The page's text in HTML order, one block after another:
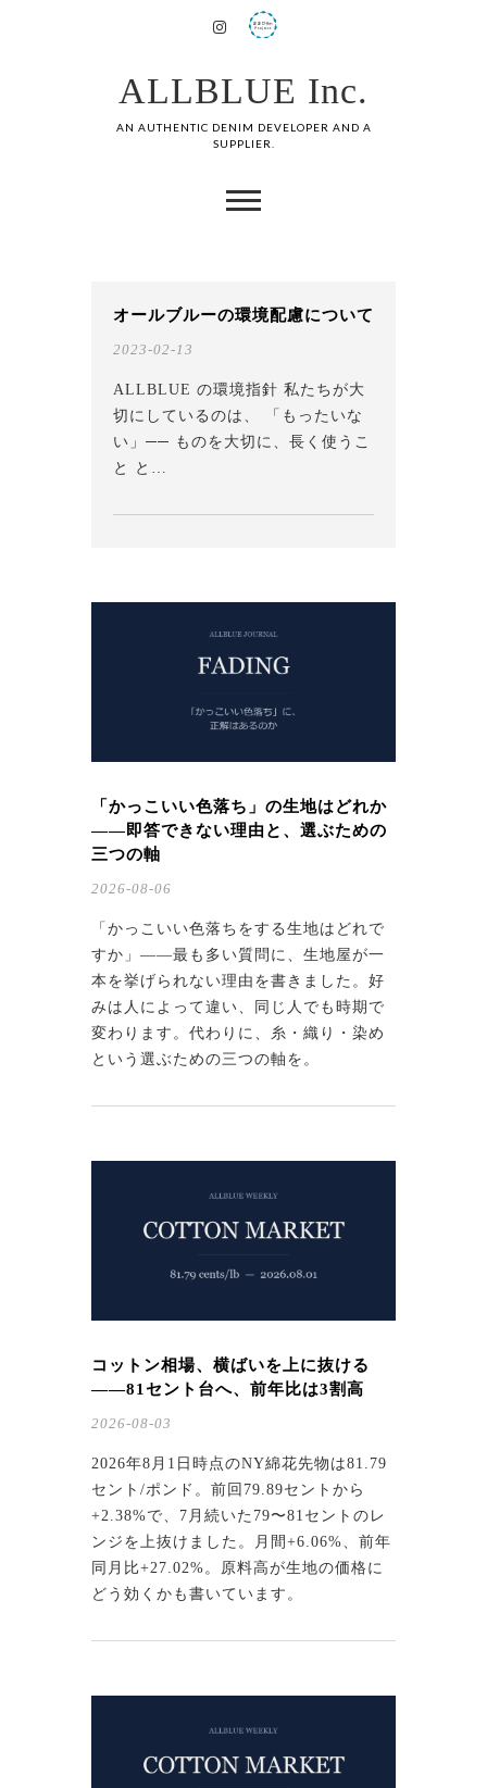
ALLBLUE Inc.
AN AUTHENTIC DENIM DEVELOPER AND A
SUPPLIER.
オールブルーの環境配慮について
2023-02-13
ALLBLUE の環境指針 私たちが大
切にしているのは、 「もったいな
い」── ものを大切に、長く使うこ
と と…
「かっこいい色落ち」の生地はどれか
——即答できない理由と、選ぶための
三つの軸
2026-08-06
「かっこいい色落ちをする生地はどれで
すか」——最も多い質問に、生地屋が一
本を挙げられない理由を書きました。好
みは人によって違い、同じ人でも時期で
変わります。代わりに、糸・織り・染め
という選ぶための三つの軸を。
コットン相場、横ばいを上に抜ける
——81セント台へ、前年比は3割高
2026-08-03
2026年8月1日時点のNY綿花先物は81.79
セント/ポンド。前回79.89セントから
+2.38%で、7月続いた79〜81セントのレ
ンジを上抜けました。月間+6.06%、前年
同月比+27.02%。原料高が生地の価格に
どう効くかも書いています。